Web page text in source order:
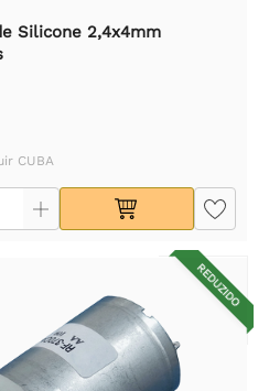
Silicone 2,4x4mm
CUBA
REDUZIDO